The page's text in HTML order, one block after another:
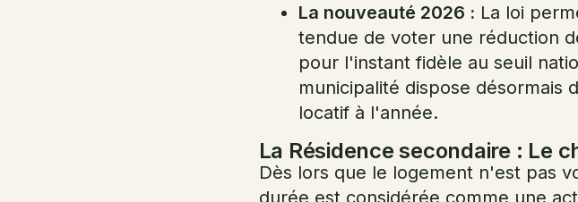
La nouveauté 2026 : La loi
tendue de voter une réduction
pour l'instant fidèle au seuil
municipalité dispose désormais
locatif à l'année.
La Résidence secondaire : Le
Dès lors que le logement n'est pas
durée est considérée comme une